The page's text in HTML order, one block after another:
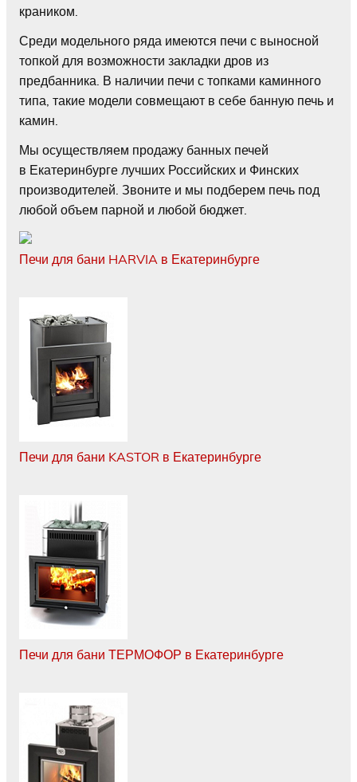
краником.
Среди модельного ряда имеются печи с выносной
топкой для возможности закладки дров из
предбанника. В наличии печи с топками каминного
типа, такие модели совмещают в себе банную печь и
камин.
Мы осуществляем продажу банных печей
в Екатеринбурге лучших Российских и Финских
производителей. Звоните и мы подберем печь под
любой объем парной и любой бюджет.
Печи для бани HARVIA в Екатеринбурге
Печи для бани KASTOR в Екатеринбурге
Печи для бани ТЕРМОФОР в Екатеринбурге